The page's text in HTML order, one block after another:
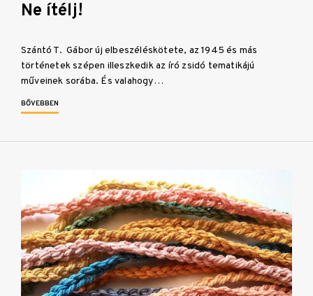
Ne ítélj!
Szántó T. Gábor új elbeszéléskötete, az 1945 és más
történetek szépen illeszkedik az író zsidó tematikájú
műveinek sorába. És valahogy…
BŐVEBBEN